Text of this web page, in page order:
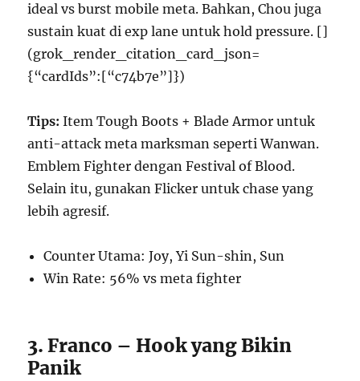
ideal vs burst mobile meta. Bahkan, Chou juga
sustain kuat di exp lane untuk hold pressure. []
(grok_render_citation_card_json=
{“cardIds”:[“c74b7e”]})
Tips: Item Tough Boots + Blade Armor untuk
anti-attack meta marksman seperti Wanwan.
Emblem Fighter dengan Festival of Blood.
Selain itu, gunakan Flicker untuk chase yang
lebih agresif.
Counter Utama: Joy, Yi Sun-shin, Sun
Win Rate: 56% vs meta fighter
3. Franco – Hook yang Bikin
Panik